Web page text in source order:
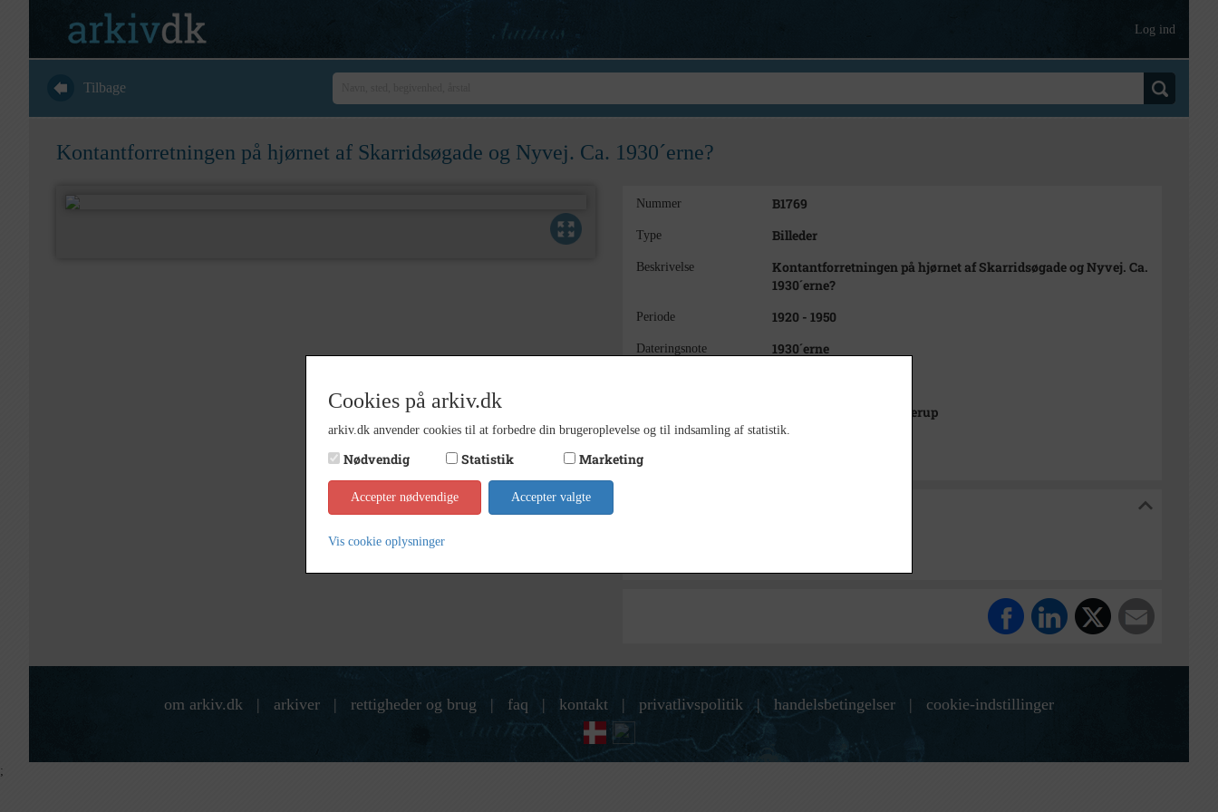
Log ind
Tilbage
Kontantforretningen på hjørnet af Skarridsøgade og Nyvej. Ca. 1930´erne?
Nummer B1769
Type Billeder
Beskrivelse
Kontantforretningen på hjørnet af Skarridsøgade og Nyvej. Ca.
1930´erne?
Periode 1920 - 1950
Dateringsnote 1930´erne
Holbæk Arkiverne/Jyderup
om arkiv.dk | arkiver | rettigheder og brug | faq | kontakt | privatlivspolitik | handelsbetingelser | cookie-indstillinger
Cookies på arkiv.dk
arkiv.dk anvender cookies til at forbedre din brugeroplevelse og til indsamling af statistik.
Nødvendig Statistik Marketing
Accepter nødvendige Accepter valgte
Vis cookie oplysninger
;